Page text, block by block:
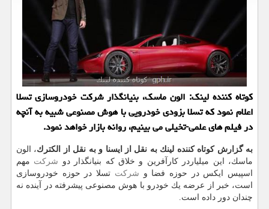
كوتاه كننده لینك: الون ماسك، بنیانگذار شركت خودروسازی تسلا
اعلام نمود كه تسلا بزودی خودرویی با هوش مصنوعی شبیه به آنچه
در فیلم های علمی-تخیلی می بینیم، روانه بازار خواهد نمود.
به گزارش كوتاه كننده لینك به نقل از ایسنا و به نقل از الكترك، الون
ماسك، این میلیاردر كارآفرین و خلاق كه بنیانگذار دو شركت مهم
اسپیس ایكس در حوزه فضا و شركت تسلا در حوزه خودروسازی
است، خبر از عرضه یك خودرو با هوش مصنوعی پیشرفته در آینده نه
چندان دور داده است.